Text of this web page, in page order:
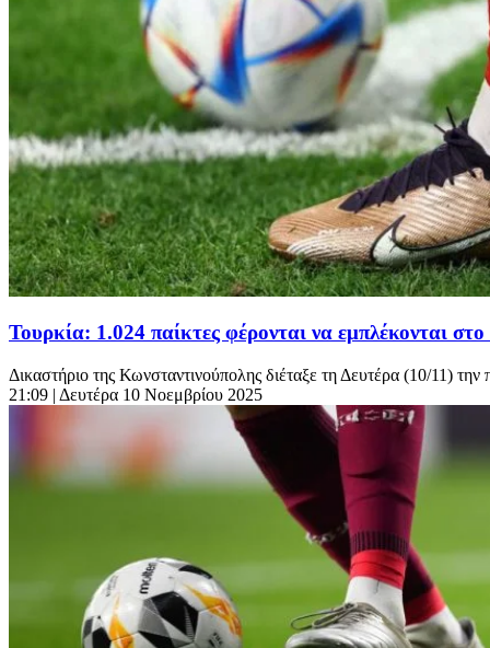
Τουρκία: 1.024 παίκτες φέρονται να εμπλέκονται
Δικαστήριο της Κωνσταντινούπολης διέταξε τη Δευτέρα (10/11)
21:09 | Δευτέρα 10 Νοεμβρίου 2025